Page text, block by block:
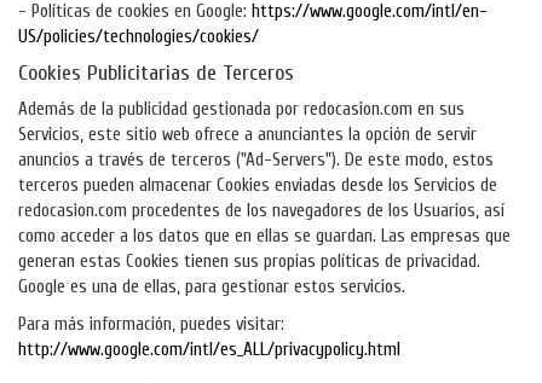
- Políticas de cookies en Google: https://www.google.com/intl/en-
US/policies/technologies/cookies/
Cookies Publicitarias de Terceros
Además de la publicidad gestionada por redocasion.com en sus
Servicios, este sitio web ofrece a anunciantes la opción de servir
anuncios a través de terceros ("Ad-Servers"). De este modo, estos
terceros pueden almacenar Cookies enviadas desde los Servicios de
redocasion.com procedentes de los navegadores de los Usuarios, así
como acceder a los datos que en ellas se guardan. Las empresas que
generan estas Cookies tienen sus propias políticas de privacidad.
Google es una de ellas, para gestionar estos servicios.
Para más información, puedes visitar:
http://www.google.com/intl/es_ALL/privacypolicy.html